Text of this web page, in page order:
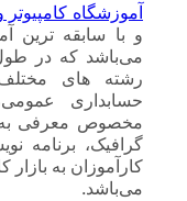
آموزشگاه کامپیوتر
و با سابقه ترین
می‌باشد که در
رشته های
حسابداری
گرافیک، برنامه
کارآموزان به
می‌باشد.